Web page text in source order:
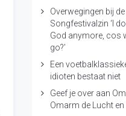
Overwegingen bij de
Songfestivalzin ‘I
God anymore, cos
go?’
Een
idioten bestaat niet
Geef je over aan
Omarm de Lucht